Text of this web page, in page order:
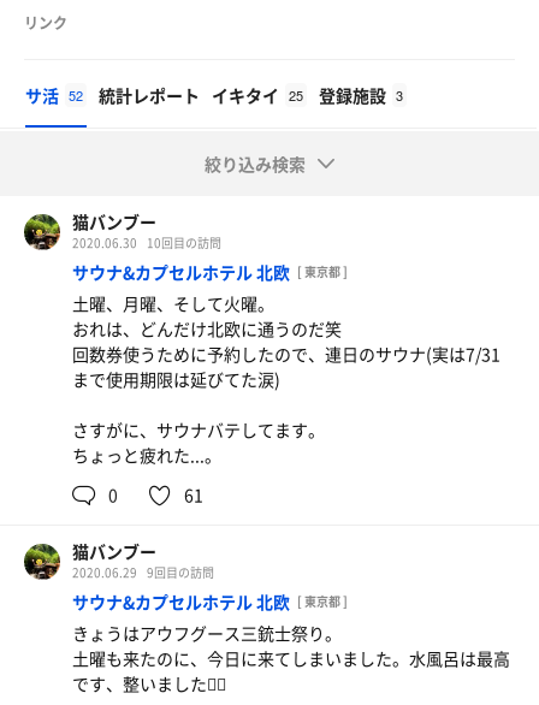
リンク
サ活 52 統計レポート イキタイ 25 登録施設 3
絞り込み検索
猫バンブー
2020.06.30 10回目の訪問
サウナ&カプセルホテル 北欧 [ 東京都 ]
土曜、月曜、そして火曜。
おれは、どんだけ北欧に通うのだ笑
回数券使うために予約したので、連日のサウナ(実は7/31
まで使用期限は延びてた涙)
さすがに、サウナバテしてます。
ちょっと疲れた...。
0
61
猫バンブー
2020.06.29 9回目の訪問
サウナ&カプセルホテル 北欧 [ 東京都 ]
きょうはアウフグース三銃士祭り。
土曜も来たのに、今日に来てしまいました。水風呂は最高
です、整いました🧖‍♀️